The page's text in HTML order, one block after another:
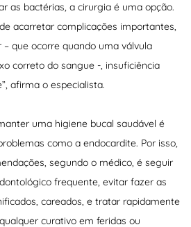
as bactérias, a cirurgia é uma opção.
acarretar complicações importantes,
que ocorre quando uma válvula
correto do sangue -, insuficiência
afirma o especialista.
uma higiene bucal saudável é
como a endocardite. Por isso,
segundo o médico, é seguir
frequente, evitar fazer as
careados, e tratar rapidamente
curativo em feridas ou